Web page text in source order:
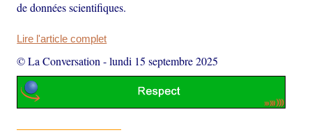
de données scientifiques.
Lire l'article complet
© La Conversation -lundi 15 septembre 2025